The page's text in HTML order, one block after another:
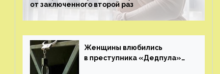
от заключенного второй раз
Женщины влюбились
в преступника «Дедпула»